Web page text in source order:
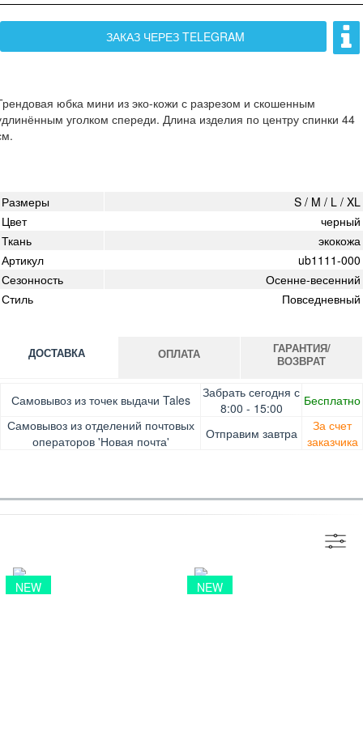
ЗАКАЗ ЧЕРЕЗ TELEGRAM
юбка мини из эко-кожи с разрезом и скошенным
уголком спереди. Длина изделия по центру спинки 44
Размеры
S / M / L / XL
Цвет
черный
Ткань
экокожа
Артикул
ub1111-000
Сезонность
Осенне-весенний
Стиль
Повседневный
ДОСТАВКА
Самовывоз из точек выдачи Tales
Забрать сегодня с
8:00 - 15:00
Бесплатно
Самовывоз из отделений почтовых
операторов 'Новая почта'
Отправим завтра
За счет
заказчика
ОПЛАТА
Оплата при получении товара, Картой онлайн, Google
Pay, Безналичными для юридических лиц, Безналичными
для физических лиц, Apple Pay, Mastercard, Visa
ГАРАНТИЯ/
ВОЗВРАТ
Гарантия. Обмен/возврат товара в течение 14 дней.
Доставка за счет заказчика
NEW NEW